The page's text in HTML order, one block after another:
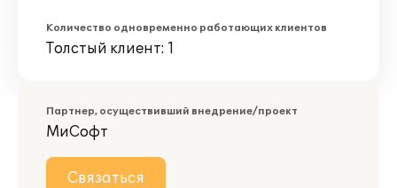
Количество одновременно работающих клиентов
Толстый клиент: 1
Партнер, осуществивший внедрение/проект
МиСофт
Связаться